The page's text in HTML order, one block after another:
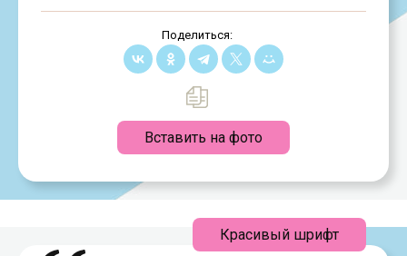
Поделиться:
Вставить на фото
Красивый шрифт